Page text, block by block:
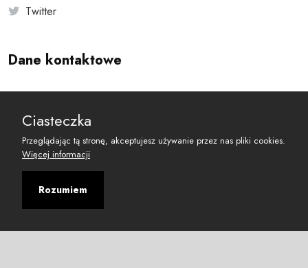
Twitter
Dane kontaktowe
reset@resetobywatelski.pl
Ciasteczka
Przeglądając tą stronę, akceptujesz używanie przez nas pliki cookies.
Więcej informacji
Rozumiem